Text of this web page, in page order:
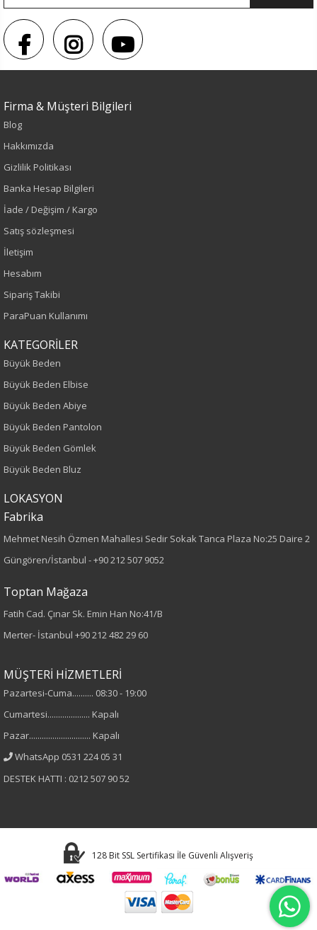
Sezon : KIŞLIK
Kırmızı
Sonbahar-Kış
Yaş Grubu
Yetişkin
Büyük Beden
75
Kumaş Tipi
Dokuma
Desen
Çizgili
Kumaş
%50 Pamuk
%50 Tensel
Yaka Tipi
Gömlek Yaka
Cinsiyet
Uzun Kol
Firma & Müşteri Bilgileri
Blog
Hakkımızda
Gizlilik Politikası
Banka Hesap Bilgileri
İade / Değişim / Kargo
Satış sözleşmesi
İletişim
Hesabım
Sipariş Takibi
ParaPuan Kullanımı
KATEGORİLER
Büyük Beden
Büyük Beden Elbise
Büyük Beden Abiye
Büyük Beden Pantolon
Büyük Beden Gömlek
Büyük Beden Bluz
LOKASYON
Fabrika
Mehmet Nesih Özmen Mahallesi Sedir Sokak Tanca Plaza No:25 Daire 2
Güngören/İstanbul -+90 212 507 9052
Toptan Mağaza
Fatih Cad. Çınar Sk. Emin Han No:41/B
Merter- İstanbul +90 212 482 29 60
MÜŞTERİ HİZMETLERİ
Pazartesi-Cuma.......... 08:30 - 19:00
Cumartesi.................... Kapalı
Pazar............................. Kapalı
WhatsApp 0531 224 05 31
DESTEK HATTI : 0212 507 90 52
128 Bit SSL Sertifikası İle Güvenli Alışveriş